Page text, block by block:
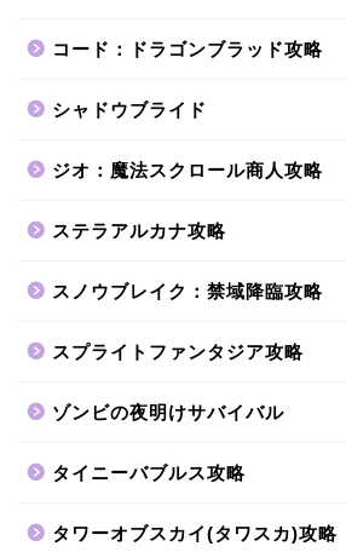
コード：ドラゴンブラッド攻略
シャドウブライド
ジオ：魔法スクロール商人攻略
ステラアルカナ攻略
スノウブレイク：禁域降臨攻略
スプライトファンタジア攻略
ゾンビの夜明けサバイバル
タイニーバブルス攻略
タワーオブスカイ(タワスカ)攻略